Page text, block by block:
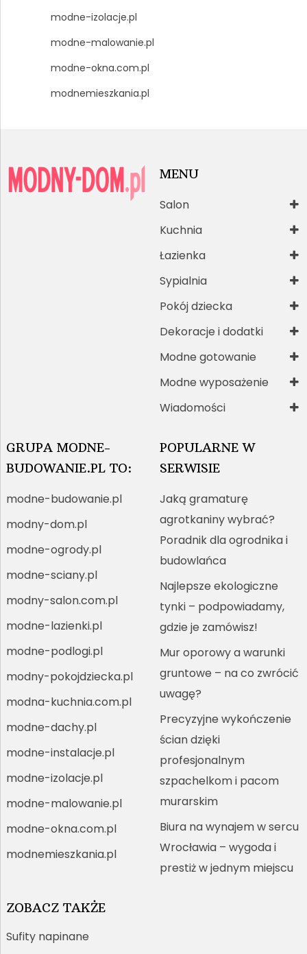
modne-izolacje.pl
modne-malowanie.pl
modne-okna.com.pl
modnemieszkania.pl
MENU
Salon
Kuchnia
Łazienka
Sypialnia
Pokój dziecka
Dekoracje i dodatki
Modne gotowanie
Modne wyposażenie
Wiadomości
GRUPA MODNE-
BUDOWANIE.PL TO:
modne-budowanie.pl
modny-dom.pl
modne-ogrody.pl
modne-sciany.pl
modny-salon.com.pl
modne-lazienki.pl
modne-podlogi.pl
modny-pokojdziecka.pl
modna-kuchnia.com.pl
modne-dachy.pl
modne-instalacje.pl
modne-izolacje.pl
modne-malowanie.pl
modne-okna.com.pl
modnemieszkania.pl
POPULARNE W
SERWISIE
Jaką gramaturę
agrotkaniny wybrać?
Poradnik dla ogrodnika i
budowlańca
Najlepsze ekologiczne
tynki – podpowiadamy,
gdzie je zamówisz!
Mur oporowy a warunki
gruntowe – na co zwrócić
uwagę?
Precyzyjne wykończenie
ścian dzięki
profesjonalnym
szpachelkom i pacom
murarskim
Biura na wynajem w sercu
Wrocławia – wygoda i
prestiż w jednym miejscu
ZOBACZ TAKŻE
Sufity napinane